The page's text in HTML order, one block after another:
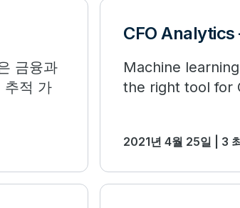
금융과
추적 가
CFO
Machine
the right tool for
2021년 4월 25일 | 3